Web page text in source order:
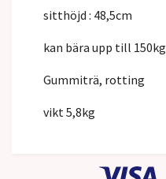
sitthöjd : 48,5cm
kan bära upp till 150kg
Gummiträ, rotting
vikt 5,8kg